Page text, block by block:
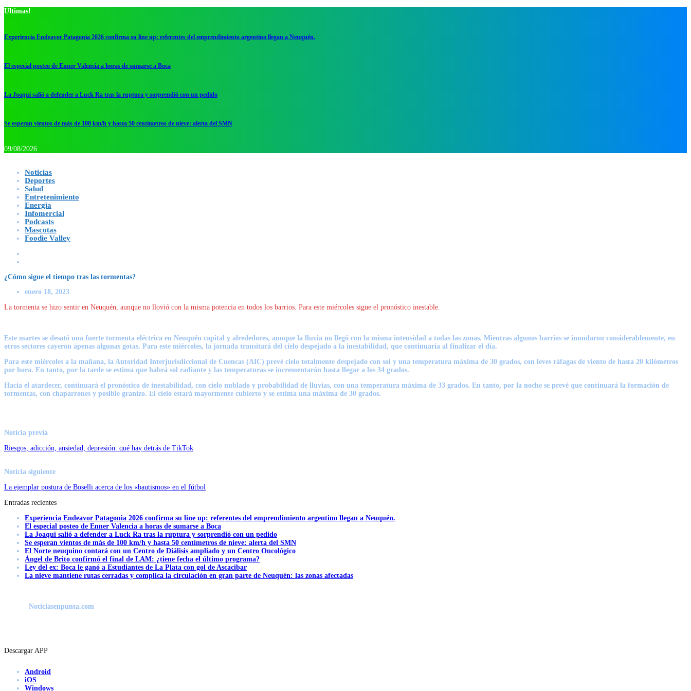
Ultimas!
Experiencia Endeavor Patagonia 2026 confirma su line up: referentes del emprendimiento argentino llegan a Neuquén.
El especial posteo de Enner Valencia a horas de sumarse a Boca
La Joaqui salió a defender a Luck Ra tras la ruptura y sorprendió con un pedido
Se esperan vientos de más de 100 km/h y hasta 50 centímetros de nieve: alerta del SMN
09/08/2026
Noticias
Deportes
Salud
Entretenimiento
Energía
Infomercial
Podcasts
Mascotas
Foodie Valley
¿Cómo sigue el tiempo tras las tormentas?
enero 18, 2023
La tormenta se hizo sentir en Neuquén, aunque no llovió con la misma potencia en todos los barrios. Para este miércoles sigue el pronóstico inestable.
Este martes se desató una fuerte tormenta eléctrica en Neuquén capital y alrededores, aunque la lluvia no llegó con la misma intensidad a todas las zonas. Mientras algunos barrios se inundaron considerablemente, en
otros sectores cayeron apenas algunas gotas. Para este miércoles, la jornada transitará del cielo despejado a la inestabilidad, que continuaría al finalizar el día.
Para este miércoles a la mañana, la Autoridad Interjurisdiccional de Cuencas (AIC) prevé cielo totalmente despejado con sol y una temperatura máxima de 30 grados, con leves ráfagas de viento de hasta 20 kilómetros
por hora. En tanto, por la tarde se estima que habrá sol radiante y las temperaturas se incrementarán hasta llegar a los 34 grados.
Hacia el atardecer, continuará el pronóstico de inestabilidad, con cielo nublado y probabilidad de lluvias, con una temperatura máxima de 33 grados. En tanto, por la noche se prevé que continuará la formación de
tormentas, con chaparrones y posible granizo. El cielo estará mayormente cubierto y se estima una máxima de 30 grados.
Noticia previa
Riesgos, adicción, ansiedad, depresión: qué hay detrás de TikTok
Noticia siguiente
La ejemplar postura de Boselli acerca de los «bautismos» en el fútbol
Entradas recientes
Experiencia Endeavor Patagonia 2026 confirma su line up: referentes del emprendimiento argentino llegan a Neuquén.
El especial posteo de Enner Valencia a horas de sumarse a Boca
La Joaqui salió a defender a Luck Ra tras la ruptura y sorprendió con un pedido
Se esperan vientos de más de 100 km/h y hasta 50 centímetros de nieve: alerta del SMN
El Norte neuquino contará con un Centro de Diálisis ampliado y un Centro Oncológico
Ángel de Brito confirmó el final de LAM: ¿tiene fecha el último programa?
Ley del ex: Boca le ganó a Estudiantes de La Plata con gol de Ascacibar
La nieve mantiene rutas cerradas y complica la circulación en gran parte de Neuquén: las zonas afectadas
Noticiasenpunta.com
Descargar APP
Android
iOS
Windows